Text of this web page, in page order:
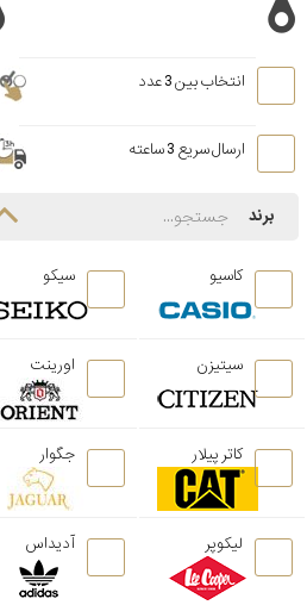
انتخاب بین 3 عدد
ارسال سریع 3 ساعته
برند
کاسیو سیکو
سیتیزن اورینت
کاتر پیلار جگوار
لیکوپر آدیداس